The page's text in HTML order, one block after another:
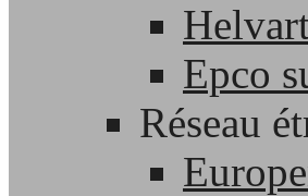
Epco
Réseau